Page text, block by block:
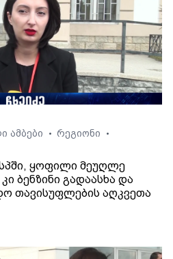
ამბები • რეგიონი •
ყოფილი მეუღლე
ბენზინი გადაასხა და
თავისუფლების აღკვეთა